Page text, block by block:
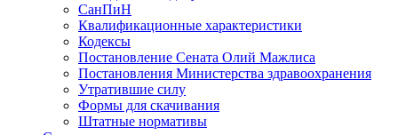
СанПиН
Квалификационные характеристики
Кодексы
Постановление Сената Олий Мажлиса
Постановления Министерства здравоохранения
Утратившие силу
Формы для скачивания
Штатные нормативы